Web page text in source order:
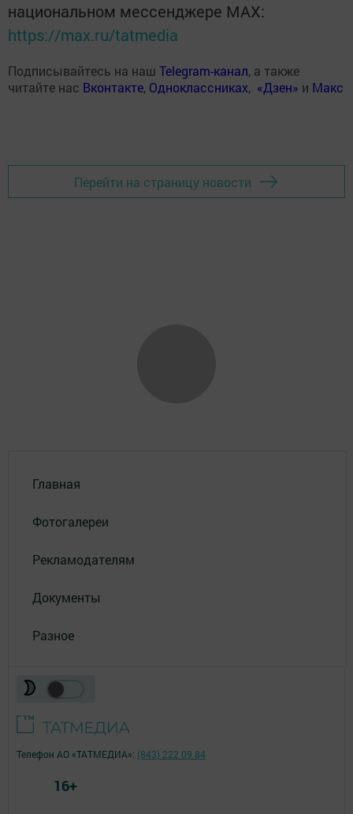
национальном мессенджере MАХ:
https://max.ru/tatmedia
Подписывайтесь на наш Telegram-канал, а также
читайте нас Вконтакте, Одноклассниках, «Дзен» и Макс
Перейти на страницу новости
Главная
Фотогалереи
Рекламодателям
Документы
Разное
Телефон АО «ТАТМЕДИА»: (843) 222 09 84
16+